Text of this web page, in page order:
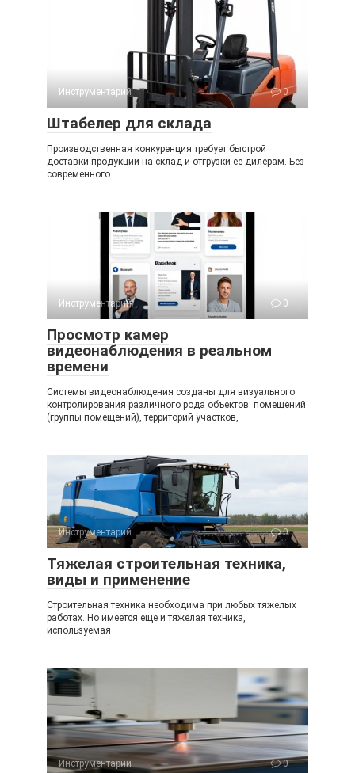
Инструментарий 0
Штабелер для склада
Производственная конкуренция требует быстрой
доставки продукции на склад и отгрузки ее дилерам. Без
современного
Инструментарий 0
Просмотр камер
видеонаблюдения в реальном
времени
Системы видеонаблюдения созданы для визуального
контролирования различного рода объектов: помещений
(группы помещений), территорий участков,
Инструментарий 0
Тяжелая строительная техника,
виды и применение
Строительная техника необходима при любых тяжелых
работах. Но имеется еще и тяжелая техника,
используемая
Инструментарий 0